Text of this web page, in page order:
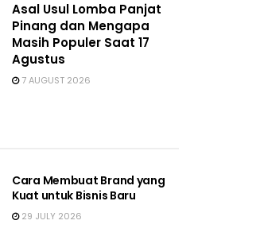
Asal Usul Lomba Panjat
Pinang dan Mengapa
Masih Populer Saat 17
Agustus
7 AUGUST 2026
Cara Membuat Brand yang
Kuat untuk Bisnis Baru
29 JULY 2026